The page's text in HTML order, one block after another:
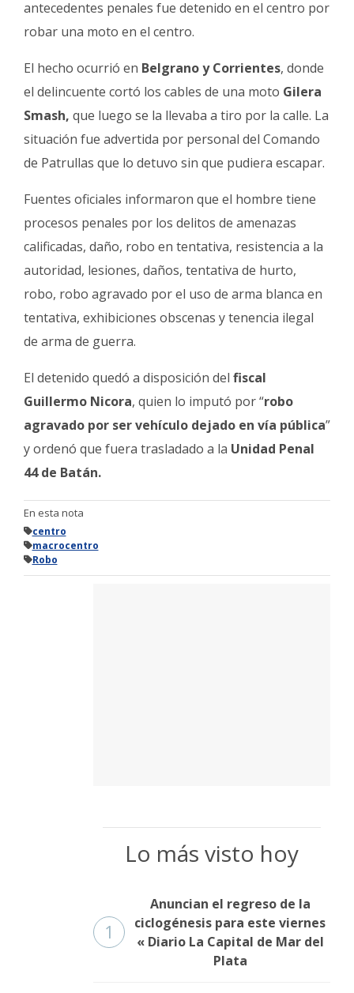
antecedentes penales fue detenido en el centro por
robar una moto en el centro.
El hecho ocurrió en Belgrano y Corrientes, donde
el delincuente cortó los cables de una moto Gilera
Smash, que luego se la llevaba a tiro por la calle. La
situación fue advertida por personal del Comando
de Patrullas que lo detuvo sin que pudiera escapar.
Fuentes oficiales informaron que el hombre tiene
procesos penales por los delitos de amenazas
calificadas, daño, robo en tentativa, resistencia a la
autoridad, lesiones, daños, tentativa de hurto,
robo, robo agravado por el uso de arma blanca en
tentativa, exhibiciones obscenas y tenencia ilegal
de arma de guerra.
El detenido quedó a disposición del fiscal
Guillermo Nicora, quien lo imputó por “robo
agravado por ser vehículo dejado en vía pública”
y ordenó que fuera trasladado a la Unidad Penal
44 de Batán.
En esta nota
centro
macrocentro
Robo
Lo más visto hoy
1
Anuncian el regreso de la
ciclogénesis para este viernes
« Diario La Capital de Mar del
Plata